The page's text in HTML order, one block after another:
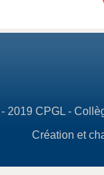
2019 CPGL -
Création et